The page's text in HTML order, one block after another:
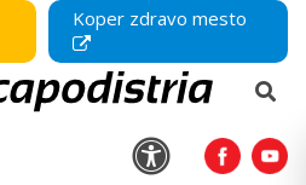
Koper zdravo mesto